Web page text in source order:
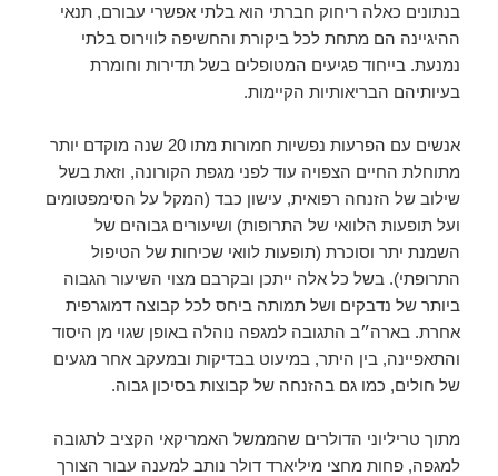
בנתונים כאלה ריחוק חברתי הוא בלתי אפשרי עבורם, תנאי
ההיגיינה הם מתחת לכל ביקורת והחשיפה לווירוס בלתי
נמנעת. בייחוד פגיעים המטופלים בשל תדירות וחומרת
בעיותיהם הבריאותיות הקיימות.
אנשים עם הפרעות נפשיות חמורות מתו 20 שנה מוקדם יותר
מתוחלת החיים הצפויה עוד לפני מגפת הקורונה, וזאת בשל
שילוב של הזנחה רפואית, עישון כבד (המקל על הסימפטומים
ועל תופעות הלוואי של התרופות) ושיעורים גבוהים של
השמנת יתר וסוכרת (תופעות לוואי שכיחות של הטיפול
התרופתי). בשל כל אלה ייתכן ובקרבם מצוי השיעור הגבוה
ביותר של נדבקים ושל תמותה ביחס לכל קבוצה דמוגרפית
אחרת. בארה״ב התגובה למגפה נוהלה באופן שגוי מן היסוד
והתאפיינה, בין היתר, במיעוט בבדיקות ובמעקב אחר מגעים
של חולים, כמו גם בהזנחה של קבוצות בסיכון גבוה.
מתוך טריליוני הדולרים שהממשל האמריקאי הקציב לתגובה
למגפה, פחות מחצי מיליארד דולר נותב למענה עבור הצורך